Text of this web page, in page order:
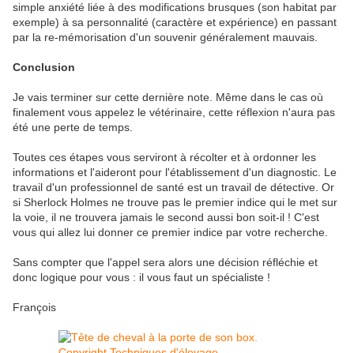
simple anxiété liée à des modifications brusques (son habitat par
exemple) à sa personnalité (caractère et expérience) en passant
par la re-mémorisation d'un souvenir généralement mauvais.
Conclusion
Je vais terminer sur cette dernière note. Même dans le cas où
finalement vous appelez le vétérinaire, cette réflexion n'aura pas
été une perte de temps.
Toutes ces étapes vous serviront à récolter et à ordonner les
informations et l'aideront pour l'établissement d'un diagnostic. Le
travail d'un professionnel de santé est un travail de détective. Or
si Sherlock Holmes ne trouve pas le premier indice qui le met sur
la voie, il ne trouvera jamais le second aussi bon soit-il ! C'est
vous qui allez lui donner ce premier indice par votre recherche.
Sans compter que l'appel sera alors une décision réfléchie et
donc logique pour vous : il vous faut un spécialiste !
François